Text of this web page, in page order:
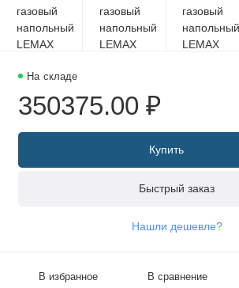
На складе
350375.00 ₽
Купить
Быстрый заказ
Нашли дешевле?
В избранное В сравнение